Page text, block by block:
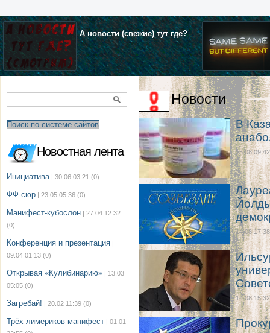
А новости (свежие) тут где?
Поиск по системе сайтов
Новостная лента
Инициатива | 30.06 03:21 (0)
ФФ-сюр | 23.05 05:36 (0)
Манифест-кубослон | 27.04 12:32
(0)
Конференция и презентация |
09.04 01:13 (0)
Открывая «Кулибинарию» | 13.03
05:05 (0)
Загребай! | 20.02 11:39 (0)
Трёх лимериков манифест | 01.01
Новости
В
15.08 09:42
14.08 17:38
14.08 15:32